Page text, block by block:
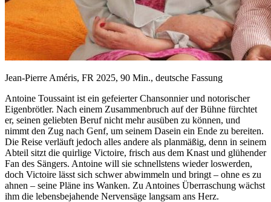
Jean-Pierre Améris, FR 2025, 90 Min., deutsche Fassung
Antoine Toussaint ist ein gefeierter Chansonnier und notorischer
Eigenbrötler. Nach einem Zusammenbruch auf der Bühne fürchtet
er, seinen geliebten Beruf nicht mehr ausüben zu können, und
nimmt den Zug nach Genf, um seinem Dasein ein Ende zu bereiten.
Die Reise verläuft jedoch alles andere als planmäßig, denn in seinem
Abteil sitzt die quirlige Victoire, frisch aus dem Knast und glühender
Fan des Sängers. Antoine will sie schnellstens wieder loswerden,
doch Victoire lässt sich schwer abwimmeln und bringt – ohne es zu
ahnen – seine Pläne ins Wanken. Zu Antoines Überraschung wächst
ihm die lebensbejahende Nervensäge langsam ans Herz.